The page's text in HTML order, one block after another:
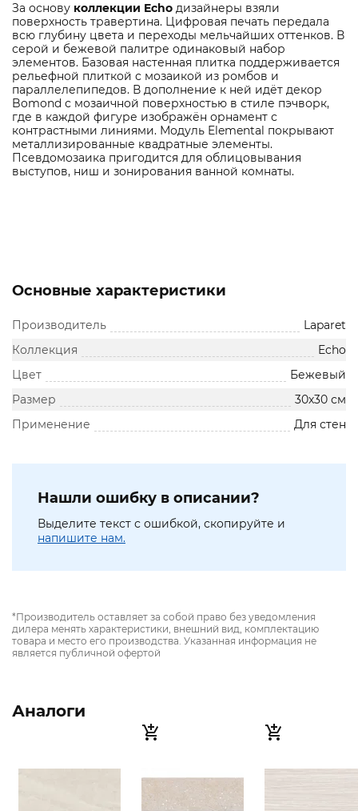
За основу коллекции Echo дизайнеры взяли
поверхность травертина. Цифровая печать передала
всю глубину цвета и переходы мельчайших оттенков. В
серой и бежевой палитре одинаковый набор
элементов. Базовая настенная плитка поддерживается
рельефной плиткой с мозаикой из ромбов и
параллелепипедов. В дополнение к ней идёт декор
Bomond с мозаичной поверхностью в стиле пэчворк,
где в каждой фигуре изображён орнамент с
контрастными линиями. Модуль Elemental покрывают
металлизированные квадратные элементы.
Псевдомозаика пригодится для облицовывания
выступов, ниш и зонирования ванной комнаты.
Основные характеристики
Производитель
Laparet
Коллекция
Echo
Цвет
Бежевый
Размер
30х30 см
Применение
Для стен
Нашли ошибку в описании?
Выделите текст с ошибкой, скопируйте и
напишите нам.
*Производитель оставляет за собой право без уведомления
дилера менять характеристики, внешний вид, комплектацию
товара и место его производства. Указанная информация не
является публичной офертой
Аналоги